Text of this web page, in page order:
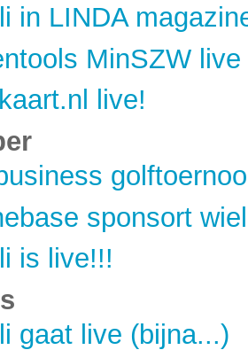
in LINDA
MinSZW live
live!
sponsort
is live!!!
gaat live (bijna...)